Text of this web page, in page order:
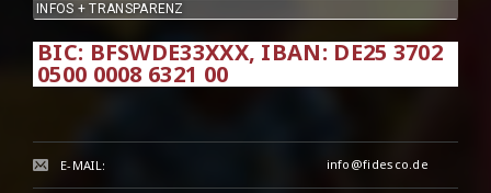
INFOS + TRANSPARENZ
BIC: BFSWDE33XXX, IBAN: DE25 3702
0500 0008 6321 00
E-MAIL: info@fidesco.de